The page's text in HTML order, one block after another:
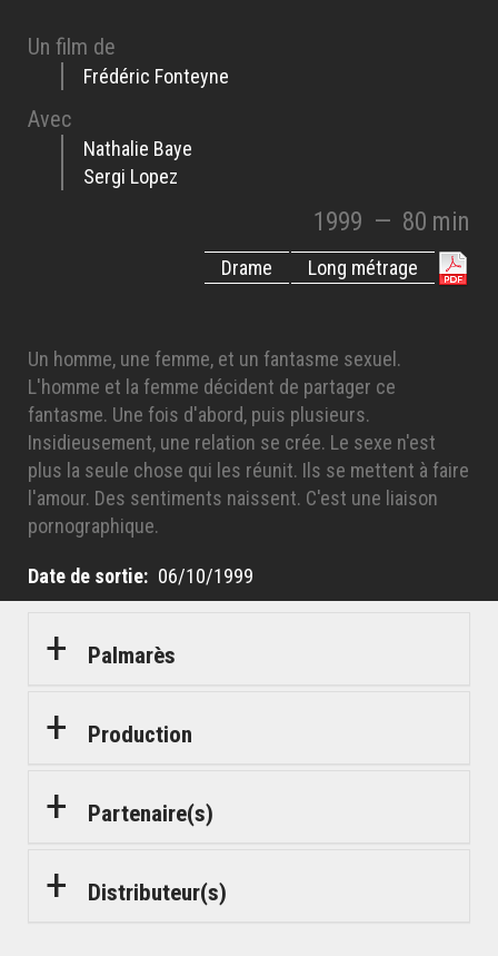
Un film de
Frédéric Fonteyne
Avec
Nathalie Baye
Sergi Lopez
1999 — 80 min
Long métrage
Drame
Un homme, une femme, et un fantasme sexuel.
L'homme et la femme décident de partager ce
fantasme. Une fois d'abord, puis plusieurs.
Insidieusement, une relation se crée. Le sexe n'est
plus la seule chose qui les réunit. Ils se mettent à faire
l'amour. Des sentiments naissent. C'est une liaison
pornographique.
Date de sortie 06/10/1999
Palmarès
Production
Partenaire(s)
Distributeur(s)